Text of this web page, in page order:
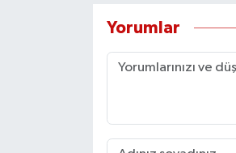
Yorumlar